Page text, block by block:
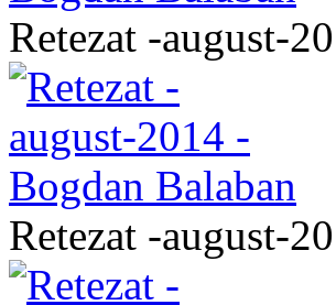
Retezat -august-
Retezat -august-